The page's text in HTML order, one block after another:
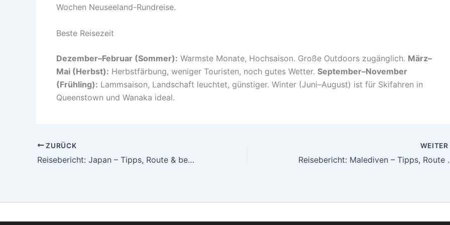
Wochen Neuseeland-Rundreise.
Beste Reisezeit
Dezember–Februar (Sommer): Warmste Monate, Hochsaison. Große Outdoors zugänglich. März–
Mai (Herbst): Herbstfärbung, weniger Touristen, noch gutes Wetter. September–November
(Frühling): Lammsaison, Landschaft leuchtet, günstiger. Winter (Juni–August) ist für Skifahren in
Queenstown und Wanaka ideal.
ZURÜCK
Reisebericht: Japan – Tipps, Route & beste Reisezeit
WEITER